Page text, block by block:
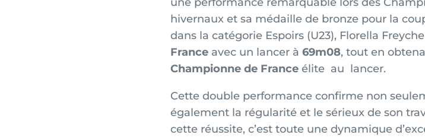
hivernaux et sa médaille de bronze pour la
dans la catégorie Espoirs (U23), Florella
France avec un lancer à 69m08, tout en
Championne de France élite au lancer.
Cette double performance confirme non
également la régularité et le sérieux de son
cette réussite, c’est toute une dynamique